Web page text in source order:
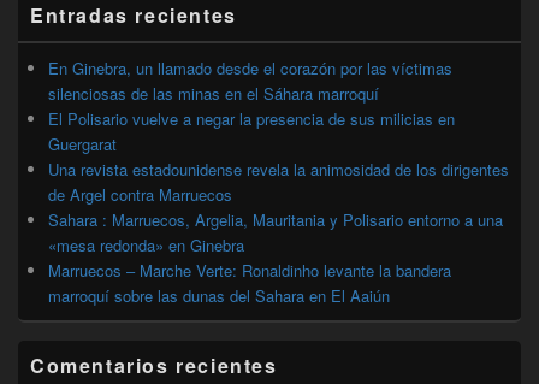
lateral
primaria
Entradas recientes
En Ginebra, un llamado desde el corazón por las víctimas
silenciosas de las minas en el Sáhara marroquí
El Polisario vuelve a negar la presencia de sus milicias en
Guergarat
Una revista estadounidense revela la animosidad de los dirigentes
de Argel contra Marruecos
Sahara : Marruecos, Argelia, Mauritania y Polisario entorno a una
«mesa redonda» en Ginebra
Marruecos – Marche Verte: Ronaldinho levante la bandera
marroquí sobre las dunas del Sahara en El Aaiún
Comentarios recientes